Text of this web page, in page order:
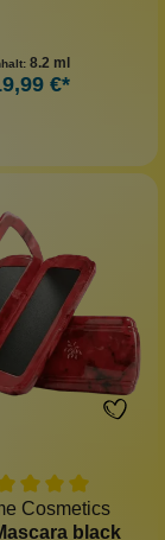
8.2 ml
€*
Cosmetics
black